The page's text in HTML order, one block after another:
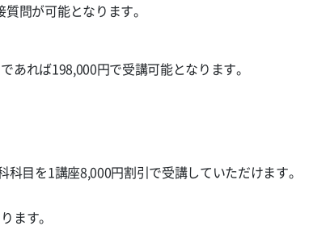
問が可能となります。
れば198,000円で受講可能となります。
目を1講座8,000円割引で受講していただけます。
ます。